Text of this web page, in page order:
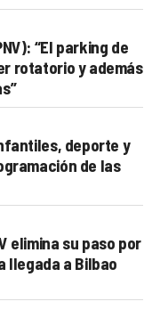
“El parking de
rotatorio y además
deporte y
de las
elimina su paso por
llegada a Bilbao